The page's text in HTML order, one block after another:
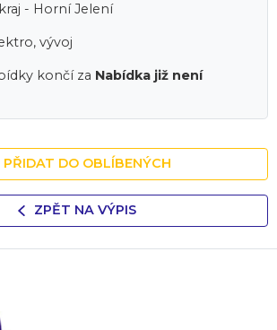
- Horní Jelení
vývoj
končí za Nabídka již není
PŘIDAT DO OBLÍBENÝCH
ZPĚT NA VÝPIS